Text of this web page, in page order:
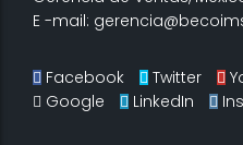
E -mail:
Facebook Twitter
Google
LinkedIn